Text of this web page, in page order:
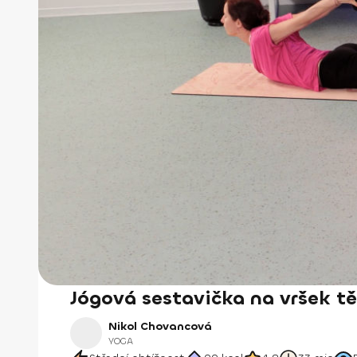
Jógová sestavička na vršek
Nikol Chovancová
YOGA